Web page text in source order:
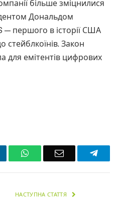
більше зміцнилися
Дональдом
— першого в історії США
стейблкоїнів. Закон
для емітентів цифрових
WhatsAppEmail
НАСТУПНА СТАТТЯ